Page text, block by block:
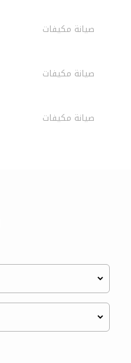
صيانة مكيفات
صيانة مكيفات
صيانة مكيفات